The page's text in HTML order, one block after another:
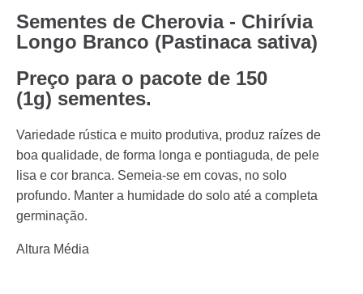
Sementes de Cherovia - Chirívia
Longo Branco (Pastinaca sativa)
Preço para o pacote de 150
(1g) sementes.
Variedade rústica e muito produtiva, produz raízes de
boa qualidade, de forma longa e pontiaguda, de pele
lisa e cor branca. Semeia-se em covas, no solo
profundo. Manter a humidade do solo até a completa
germinação.
Altura Média